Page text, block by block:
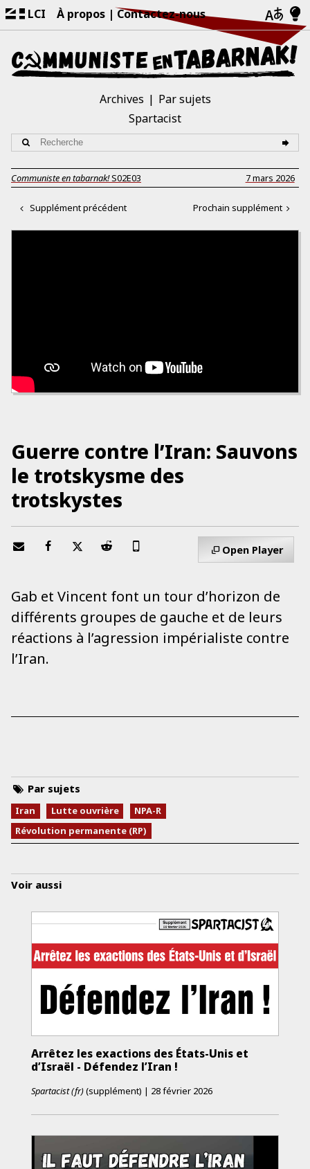
LCI À propos Contactez-nous
Archives
Par sujets
Spartacist
Communiste en tabarnak!S02E03 7 mars 2026
Supplément précédent Prochain supplément
Guerre contre l’Iran: Sauvons
le trotskysme des
trotskystes
Gab et Vincent font un tour d’horizon de
différents groupes de gauche et de leurs
réactions à l’agression impérialiste contre
l’Iran.
Open Player
Par sujets
Iran Lutte ouvrière
NPA-R
Révolution permanente (RP)
Voir aussi
Arrêtez les exactions des États-­Unis et
d’Israël - Défendez l’Iran !
Spartacist (fr)(supplément) | 28 février 2026